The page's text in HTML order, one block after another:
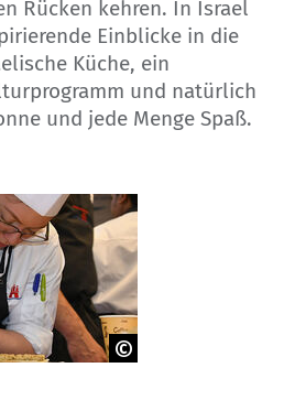
Rücken kehren. In Israel
Einblicke in die
Küche, ein
und natürlich
und jede Menge Spaß.